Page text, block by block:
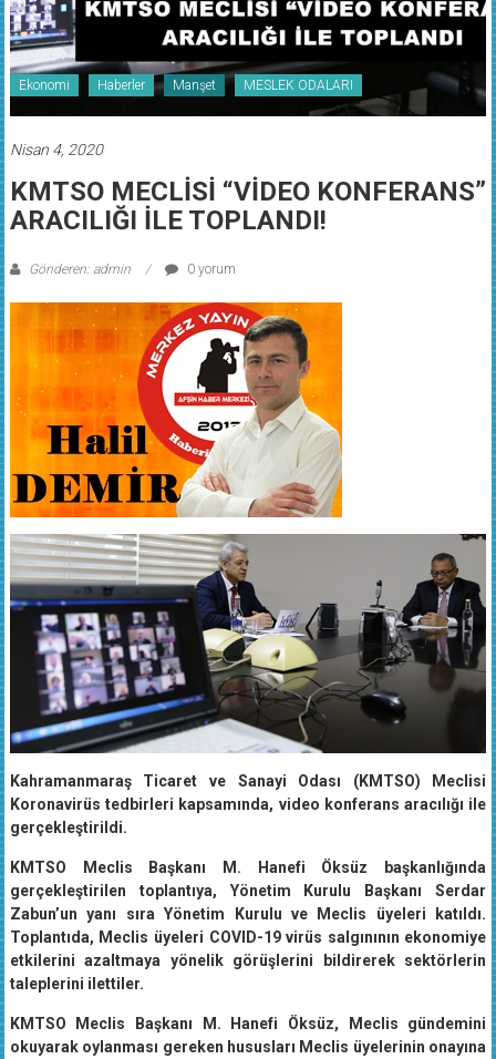
Ekonomi Haberler Manşet MESLEK ODALARI
Nisan 4, 2020
KMTSO MECLİSİ “VİDEO KONFERANS”
ARACILIĞI İLE TOPLANDI!
Gönderen: admin 0 yorum
Kahramanmaraş Ticaret ve Sanayi Odası (KMTSO) Meclisi
Koronavirüs tedbirleri kapsamında, video konferans aracılığı ile
gerçekleştirildi.
KMTSO Meclis Başkanı M. Hanefi Öksüz başkanlığında
gerçekleştirilen toplantıya, Yönetim Kurulu Başkanı Serdar
Zabun’un yanı sıra Yönetim Kurulu ve Meclis üyeleri katıldı.
Toplantıda, Meclis üyeleri COVID-19 virüs salgınının ekonomiye
etkilerini azaltmaya yönelik görüşlerini bildirerek sektörlerin
taleplerini ilettiler.​
KMTSO Meclis Başkanı M. Hanefi Öksüz, Meclis gündemini
okuyarak oylanması gereken hususları Meclis üyelerinin onayına